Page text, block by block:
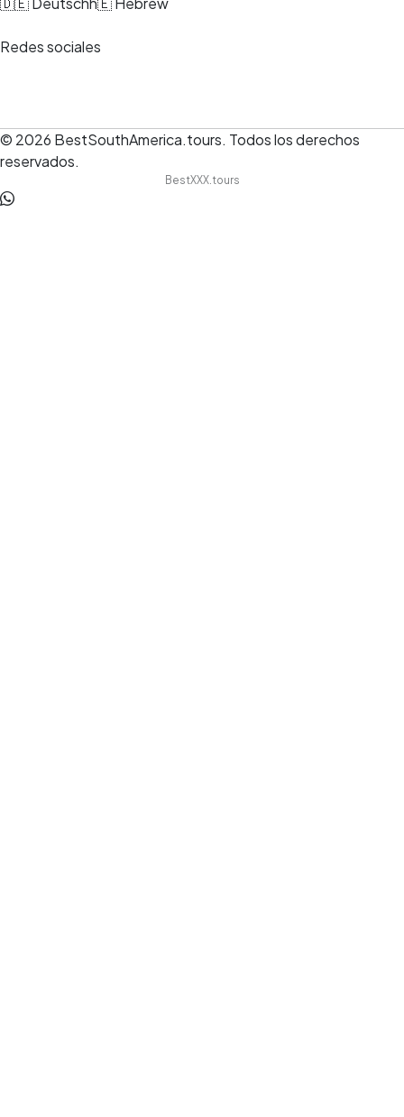
Redes sociales
© 2026 BestSouthAmerica.tours. Todos los derechos
reservados.
BestXXX.tours